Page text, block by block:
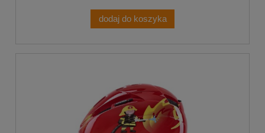
dodaj do koszyka